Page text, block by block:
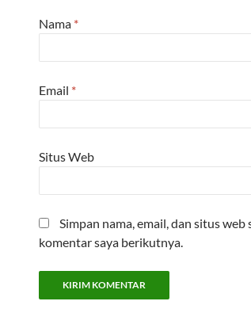
Nama *
Email *
Situs Web
Simpan nama, email, dan situs
komentar saya berikutnya.